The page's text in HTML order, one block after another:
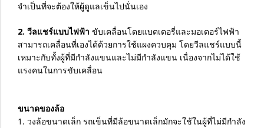
จำเป็นที่จะต้องให้ผู้ดูแลเข็นไปนั่นเอง
2. วีลแชร์แบบไฟฟ้า ขับเคลื่อนโดยแบตเตอรี่และมอเตอร์ไฟฟ้า
สามารถเคลื่อนที่เองได้ด้วยการใช้แผงควบคุม โดยวีลแชร์แบบนี้
เหมาะกับทั้งผู้ที่มีกำลังแขนและไม่มีกำลังแขน เนื่องจากไม่ได้ใช้
แรงคนในการขับเคลื่อน
ขนาดของล้อ
1. วงล้อขนาดเล็ก รถเข็นที่มีล้อขนาดเล็กมักจะใช้ในผู้ที่ไม่มีกำลัง